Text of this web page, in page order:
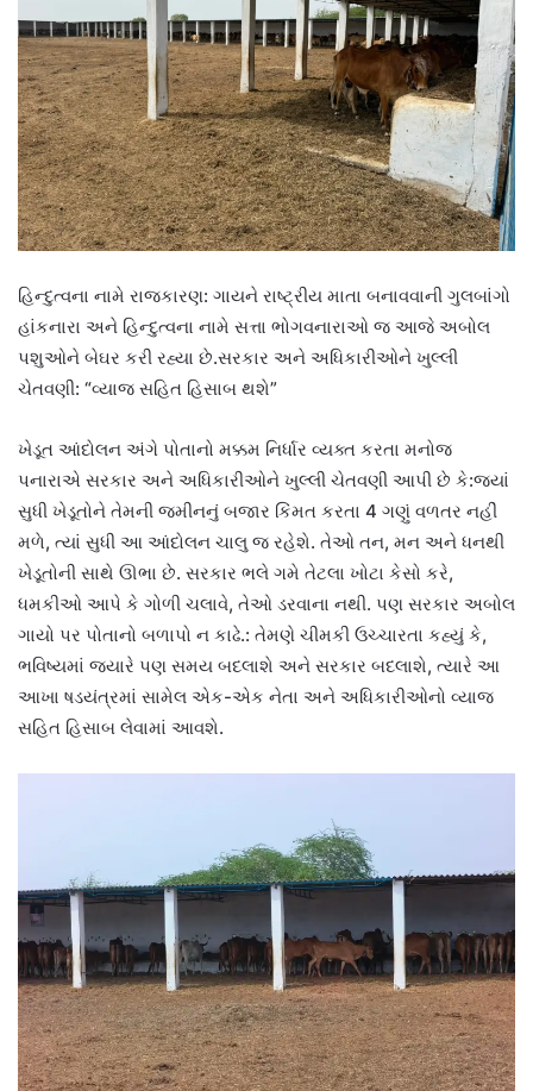
હિન્દુત્વના નામે રાજકારણ: ગાયને રાષ્ટ્રીય માતા બનાવવાની ગુલબાંગો
હાંકનારા અને હિન્દુત્વના નામે સત્તા ભોગવનારાઓ જ આજે અબોલ
પશુઓને બેઘર કરી રહ્યા છે.સરકાર અને અધિકારીઓને ખુલ્લી
ચેતવણી: “વ્યાજ સહિત હિસાબ થશે”
ખેડૂત આંદોલન અંગે પોતાનો મક્કમ નિર્ધાર વ્યક્ત કરતા મનોજ
પનારાએ સરકાર અને અધિકારીઓને ખુલ્લી ચેતવણી આપી છે કે:જ્યાં
સુધી ખેડૂતોને તેમની જમીનનું બજાર કિંમત કરતા 4 ગણું વળતર નહીં
મળે, ત્યાં સુધી આ આંદોલન ચાલુ જ રહેશે. તેઓ તન, મન અને ધનથી
ખેડૂતોની સાથે ઊભા છે. સરકાર ભલે ગમે તેટલા ખોટા કેસો કરે,
ધમકીઓ આપે કે ગોળી ચલાવે, તેઓ ડરવાના નથી. પણ સરકાર અબોલ
ગાયો પર પોતાનો બળાપો ન કાઢે.: તેમણે ચીમકી ઉચ્ચારતા કહ્યું કે,
ભવિષ્યમાં જ્યારે પણ સમય બદલાશે અને સરકાર બદલાશે, ત્યારે આ
આખા ષડયંત્રમાં સામેલ એક-એક નેતા અને અધિકારીઓનો વ્યાજ
સહિત હિસાબ લેવામાં આવશે.